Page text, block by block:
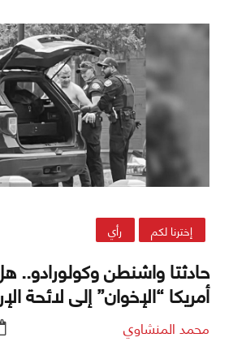
إخترنا لكم رأي
حادثتا واشنطن وكولورادو..
أمريكا “الإخوان” إلى لائحة
محمد المنشاوي